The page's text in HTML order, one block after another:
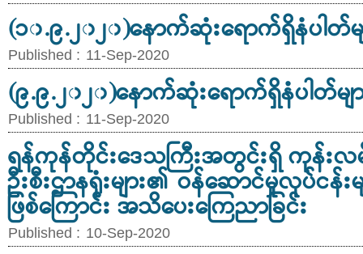
(၁၀.၉.၂၀၂၀)နောက်ဆုံးရောက်ရှိနံပါတ်မ
Published : 11-Sep-2020
(၉.၉.၂၀၂၀)နောက်ဆုံးရောက်ရှိနံပါတ်မျ
Published : 11-Sep-2020
ရန်ကုန်တိုင်းဒေသကြီးအတွင်းရှိ ကုန်းလမ်
ဦးစီးဌာနရုံးများ၏ ဝန်ဆောင်မှုလုပ်ငန်း
ဖြစ်ကြောင်း အသိပေးကြေညာခြင်း
Published : 10-Sep-2020